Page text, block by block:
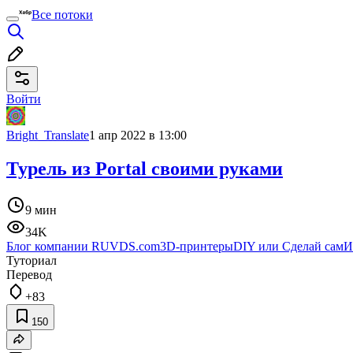
Все потоки
Войти
Bright_Translate1 апр 2022 в 13:00
Турель из Portal своими руками
9 мин
34K
Блог компании RUVDS.com3D-принтерыDIY или Сделай сам
Туториал
Перевод
+83
150